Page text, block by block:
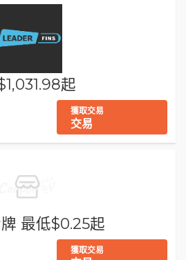
起
獲取交易
交易
最低$0.25起
獲取交易